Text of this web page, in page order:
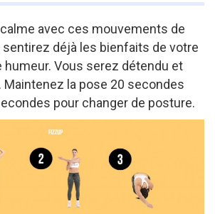
avec ces mouvements de
sentirez déjà les bienfaits de votre
humeur. Vous serez détendu et
la pose 20 secondes
pour changer de posture.